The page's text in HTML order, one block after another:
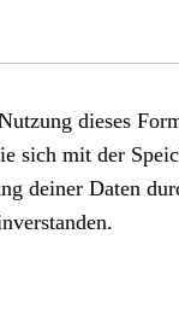
dieses
sich mit der
deiner Daten